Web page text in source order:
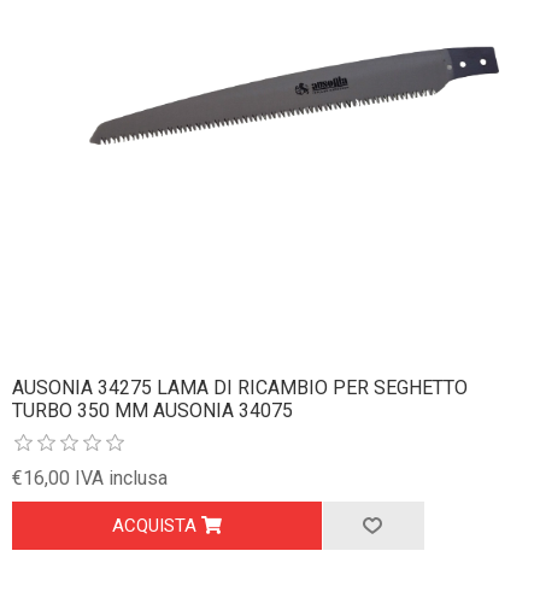
AUSONIA 34275 LAMA DI RICAMBIO PER SEGHETTO
TURBO 350 MM AUSONIA 34075
€16,00 IVA inclusa
ACQUISTA